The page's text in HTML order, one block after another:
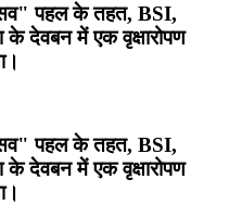
पहल के तहत, BSI,
के देवबन में एक वृक्षारोपण
पहल के तहत, BSI,
के देवबन में एक वृक्षारोपण